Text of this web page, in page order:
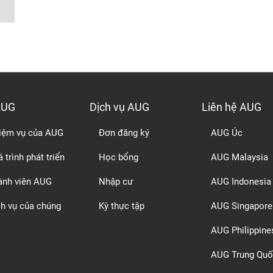
vụ của AUG
trình phát triển
viên AUG
vụ của chúng
Dịch vụ AUG
Đơn đăng ký
Học bổng
Nhập cư
Kỳ thực tập
Liên hệ AUG
AUG Úc
AUG Malaysia
AUG Indonesia
AUG Singapore
AUG
AUG Trung